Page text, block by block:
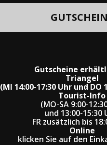
Gutscheine
Triangel
(MI 14:00-17:30 Uhr und DO
Tourist-Info
(MO-SA 9:00-
und 13:00-15:30
FR zusätzlich bis
Online
klicken Sie auf den